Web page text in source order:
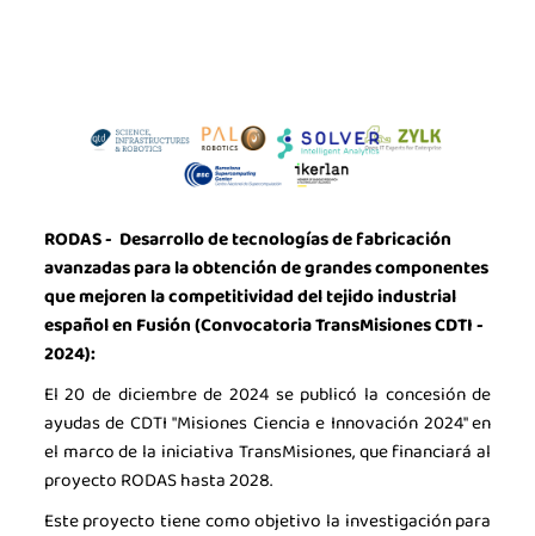
RODAS - Desarrollo de tecnologías de fabricación
avanzadas para la obtención de grandes componentes
que mejoren la competitividad del tejido industrial
español en Fusión (Convocatoria TransMisiones CDTI -
2024):
El 20 de diciembre de 2024 se publicó la concesión de
ayudas de CDTI "Misiones Ciencia e Innovación 2024" en
el marco de la iniciativa TransMisiones, que financiará al
proyecto RODAS hasta 2028.
Este proyecto tiene como objetivo la investigación para